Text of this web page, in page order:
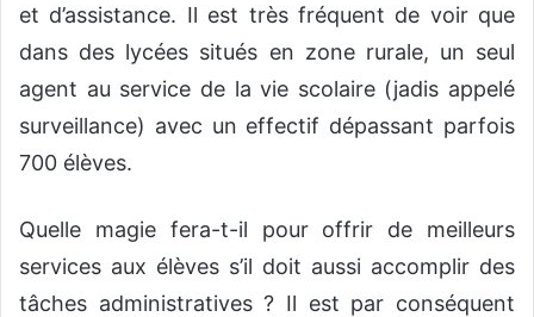
et d’assistance. Il est très fréquent de voir que
dans des lycées situés en zone rurale, un seul
agent au service de la vie scolaire (jadis appelé
surveillance) avec un effectif dépassant parfois
700 élèves.
Quelle magie fera-t-il pour offrir de meilleurs
services aux élèves s’il doit aussi accomplir des
tâches administratives ? Il est par conséquent